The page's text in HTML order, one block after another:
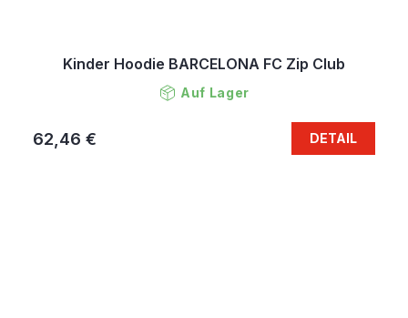
Kinder Hoodie BARCELONA FC Zip Club
Auf Lager
62,46 € DETAIL